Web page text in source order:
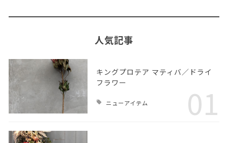
人気記事
キングプロテア マティバ／ドライ
フラワー
ニューアイテム 01